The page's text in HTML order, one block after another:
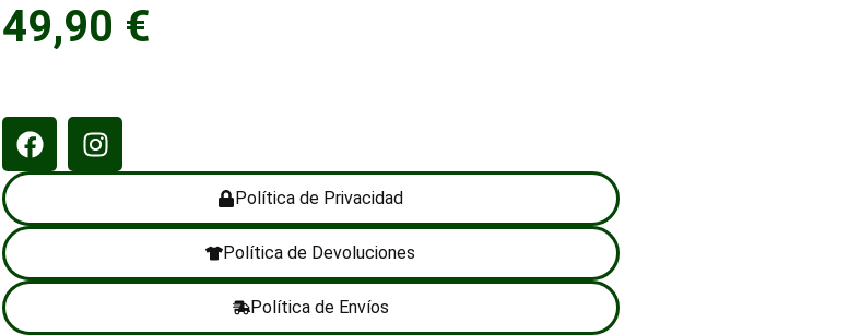
49,90 €
Política de Privacidad
Política de Devoluciones
Política de Envíos